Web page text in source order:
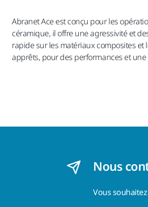
Abranet Ace est conçu pour les
céramique, il offre une agressivité et
rapide sur les matériaux composites
apprêts, pour des performances et
Nous
Vous